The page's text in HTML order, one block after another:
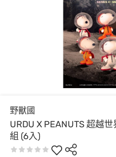
野獸國
URDU X PEANUTS 超越
組 (6入)